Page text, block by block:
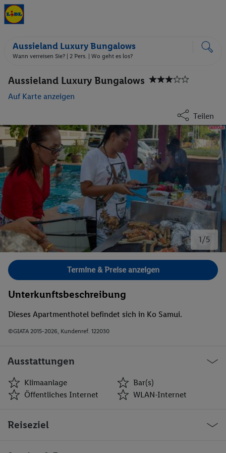
Aussieland Luxury Bungalows
Wann verreisen Sie? | 2 Pers. | Wo geht es los?
Aussieland Luxury Bungalows
Auf Karte anzeigen
Teilen
1/5
Bild 1 von 5.
Termine & Preise anzeigen
Unterkunftsbeschreibung
Dieses Apartmenthotel befindet sich in Ko Samui.
©GIATA 2015-2026, Kundenref. 122030
Ausstattungen
Klimaanlage
Bar(s)
Öffentliches Internet
WLAN-Internet
Öffentliches Internet
WLAN
Reiseziel